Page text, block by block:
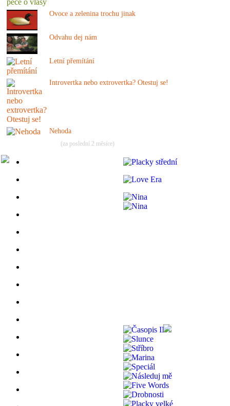
Ovoce a zelenina trochu jinak
Odvahu dej nám
Letní přemítání
Introvertka nebo extrovertka? Otestuj se!
Nehoda
(za poslední 2 měsíce)